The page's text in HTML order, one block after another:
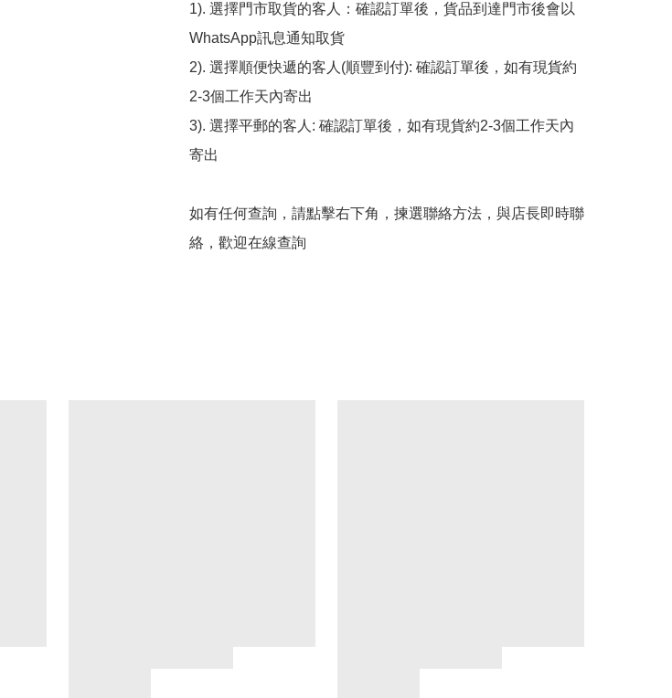
1). 選擇門市取貨的客人：確認訂單後，貨品到達門市後會以
WhatsApp訊息通知取貨
2). 選擇順便快遞的客人(順豐到付): 確認訂單後，如有現貨約
2-3個工作天內寄出
3). 選擇平郵的客人: 確認訂單後，如有現貨約2-3個工作天內
寄出
如有任何查詢，請點擊右下角，揀選聯絡方法，與店長即時聯
絡，歡迎在線查詢